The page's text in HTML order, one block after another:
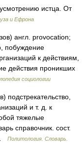
истца. От
и Ефрона
англ. provocation;
побуждение
к действиям,
действия проникших
социологии
подстрекательство,
и т. д. к
тяжелые
справочник. сост.
Политология. Словарь.